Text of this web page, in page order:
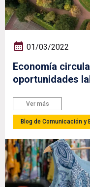
01/03/2022
Economía
oportunidades
Ver más
Blog de Comunicación y